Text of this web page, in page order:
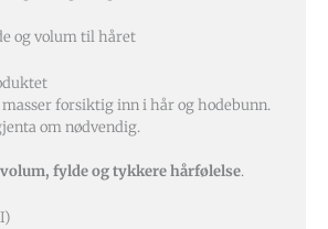
og volum til håret
forsiktig inn i hår og hodebunn.
om nødvendig.
fylde og tykkere hårfølelse.